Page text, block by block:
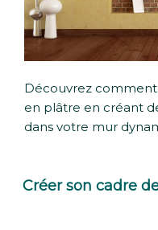
Découvrez
en plâtre en créant
dans votre mur
Créer son cadre